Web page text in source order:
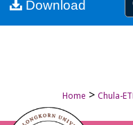
Commons
Home > Chula-
Download